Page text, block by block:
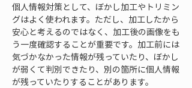
個人情報対策として、ぼかし加工やトリミン
グはよく使われます。ただし、加工したから
安心と考えるのではなく、加工後の画像をも
う一度確認することが重要です。加工前には
気づかなかった情報が残っていたり、ぼかし
が弱くて判別できたり、別の箇所に個人情報
が残っていたりすることがあります。